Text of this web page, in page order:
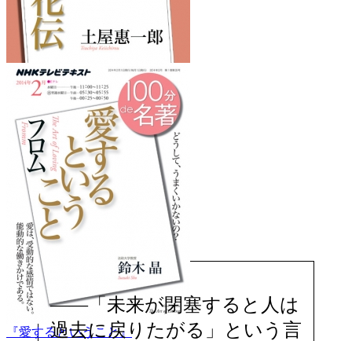
『風姿花伝』
を読みたくなるフレーズ
『愛するということ』
――「未来が閉塞すると人は
過去に戻りたがる」という言